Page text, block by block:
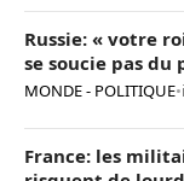
Russie: « votre
se soucie pas
Poutine
MONDE - POLITIQUE•
France: les